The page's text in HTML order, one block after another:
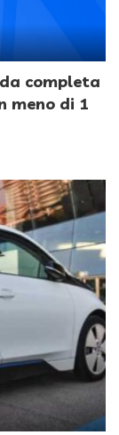
completa
meno di 1